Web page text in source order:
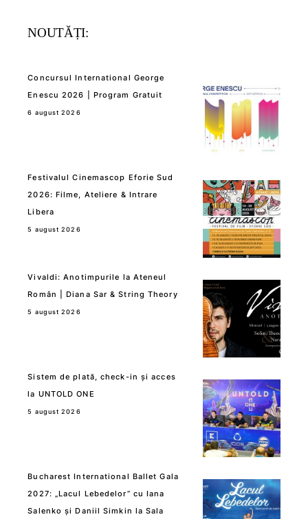
NOUTĂȚI:
Concursul International George
Enescu 2026 | Program Gratuit
6 august 2026
Festivalul Cinemascop Eforie Sud
2026: Filme, Ateliere & Intrare
Libera
5 august 2026
Vivaldi: Anotimpurile la Ateneul
Român | Diana Sar & String Theory
5 august 2026
Sistem de plată, check-in și acces
la UNTOLD ONE
5 august 2026
Bucharest International Ballet Gala
2027: „Lacul Lebedelor” cu Iana
Salenko și Daniil Simkin la Sala